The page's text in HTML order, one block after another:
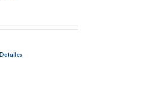
Detalles